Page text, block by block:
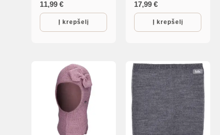
11,99€
Į krepšelį
17,99€
Į krepšelį